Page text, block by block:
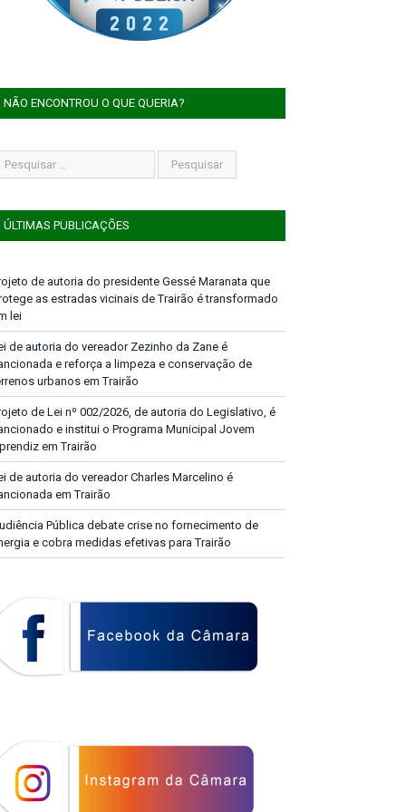
NÃO ENCONTROU O QUE QUERIA?
ÚLTIMAS PUBLICAÇÕES
de autoria do presidente Gessé Maranata que
as estradas vicinais de Trairão é transformado
lei
de autoria do vereador Zezinho da Zane é
e reforça a limpeza e conservação de
urbanos em Trairão
de Lei nº 002/2026, de autoria do Legislativo, é
e institui o Programa Municipal Jovem
em Trairão
de autoria do vereador Charles Marcelino é
em Trairão
Pública debate crise no fornecimento de
e cobra medidas efetivas para Trairão